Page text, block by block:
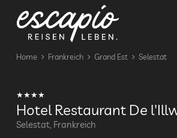
Home Frankreich Grand Est Selestat
Hotel Restaurant De
Selestat, Frankreich